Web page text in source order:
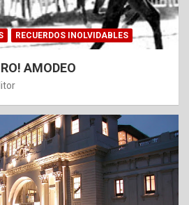
RECUERDOS INOLVIDABLES
AMODEO